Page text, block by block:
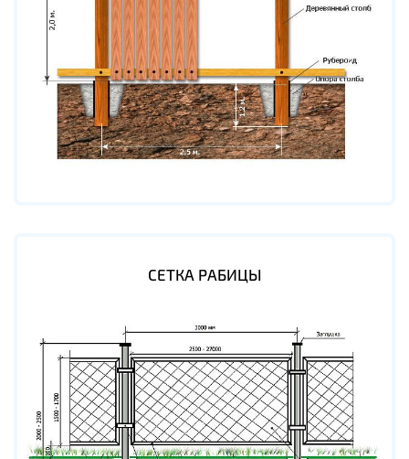
СЕТКА РАБИЦЫ